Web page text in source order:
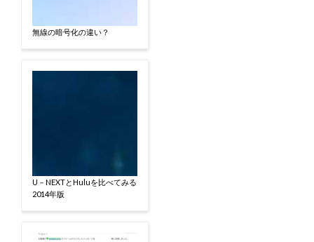
無線の暗号化の違い？
U－NEXTとHuluを比べてみる
2014年版